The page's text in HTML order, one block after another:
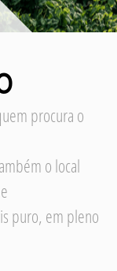
procura o
o local
puro, em pleno